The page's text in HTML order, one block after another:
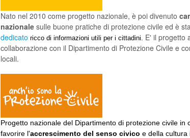
Nato nel 2010 come progetto nazionale, è poi divenuto
nazionale sulle buone pratiche di protezione civile ed è
dedicato ricco di informazioni utili per i cittadini.
E' il progetto
collaborazione con il Dipartimento di Protezione Civile e
locali.
Progetto nazionale del Dipartimento di protezione civile in
favorire l'accrescimento del senso civico e della cultura